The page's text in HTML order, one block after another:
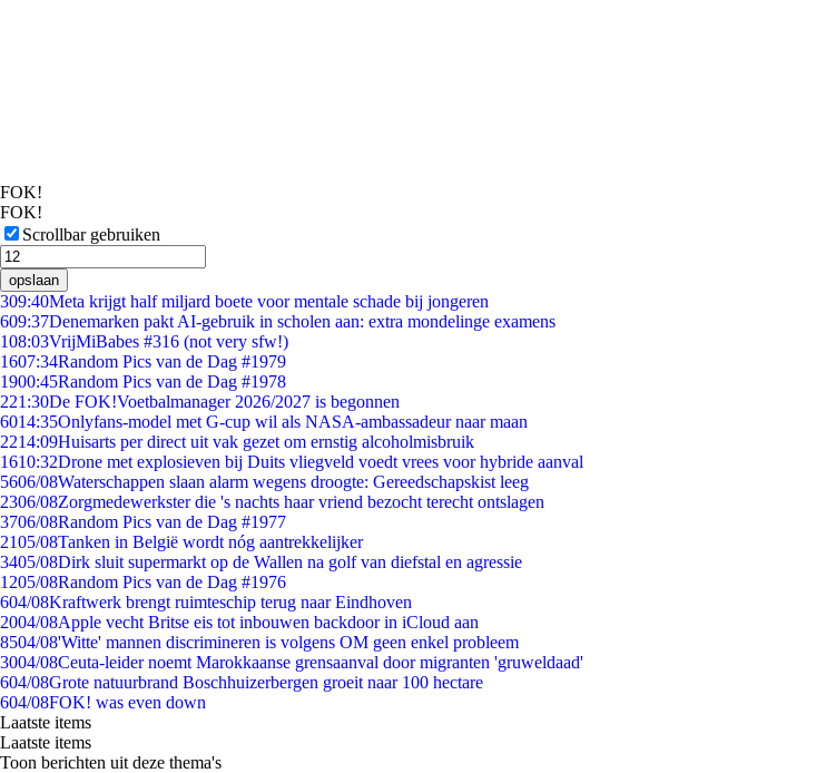
FOK!
FOK!
Scrollbar gebruiken
opslaan
309:40Meta krijgt half miljard boete voor mentale schade bij jongeren
609:37Denemarken pakt AI-gebruik in scholen aan: extra mondelinge examens
108:03VrijMiBabes #316 (not very sfw!)
1607:34Random Pics van de Dag #1979
1900:45Random Pics van de Dag #1978
221:30De FOK!Voetbalmanager 2026/2027 is begonnen
6014:35Onlyfans-model met G-cup wil als NASA-ambassadeur naar maan
2214:09Huisarts per direct uit vak gezet om ernstig alcoholmisbruik
1610:32Drone met explosieven bij Duits vliegveld voedt vrees voor hybride aanval
5606/08Waterschappen slaan alarm wegens droogte: Gereedschapskist leeg
2306/08Zorgmedewerkster die 's nachts haar vriend bezocht terecht ontslagen
3706/08Random Pics van de Dag #1977
2105/08Tanken in België wordt nóg aantrekkelijker
3405/08Dirk sluit supermarkt op de Wallen na golf van diefstal en agressie
1205/08Random Pics van de Dag #1976
604/08Kraftwerk brengt ruimteschip terug naar Eindhoven
2004/08Apple vecht Britse eis tot inbouwen backdoor in iCloud aan
8504/08'Witte' mannen discrimineren is volgens OM geen enkel probleem
3004/08Ceuta-leider noemt Marokkaanse grensaanval door migranten 'gruweldaad'
604/08Grote natuurbrand Boschhuizerbergen groeit naar 100 hectare
604/08FOK! was even down
Laatste items
Laatste items
Toon berichten uit deze thema's